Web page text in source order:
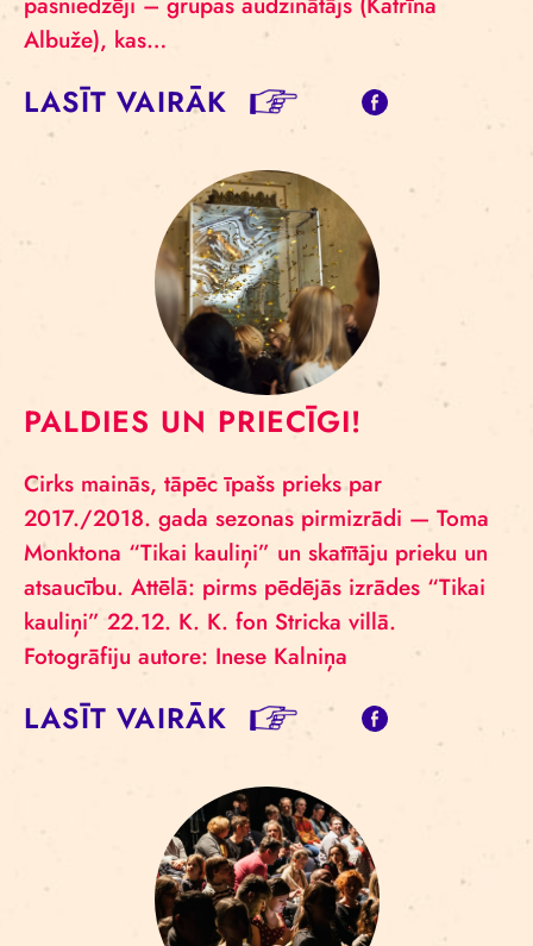
Albuže), kas…
LASĪT VAIRĀK
PALDIES UN PRIECĪGI!
Cirks mainās, tāpēc īpašs prieks par
2017./2018. gada sezonas pirmizrādi — Toma
Monktona “Tikai kauliņi” un skatītāju prieku un
atsaucību. Attēlā: pirms pēdējās izrādes “Tikai
kauliņi” 22.12. K. K. fon Stricka villā.
Fotogrāfiju autore: Inese Kalniņa
LASĪT VAIRĀK